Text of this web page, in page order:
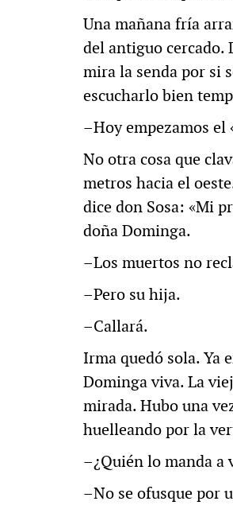
Una mañana fría
del antiguo cercado.
mira la senda por si
escucharlo bien
–Hoy empezamos
No otra cosa que
metros hacia el
dice don Sosa: «Mi
doña Dominga.
–Los muertos no
–Pero su hija.
–Callará.
Irma quedó sola. Ya
Dominga viva. La
mirada. Hubo una
huelleando por la
–¿Quién lo manda a
–No se ofusque por